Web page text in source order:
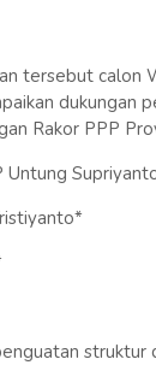
tersebut calon
dukungan
Rakor PPP
Untung